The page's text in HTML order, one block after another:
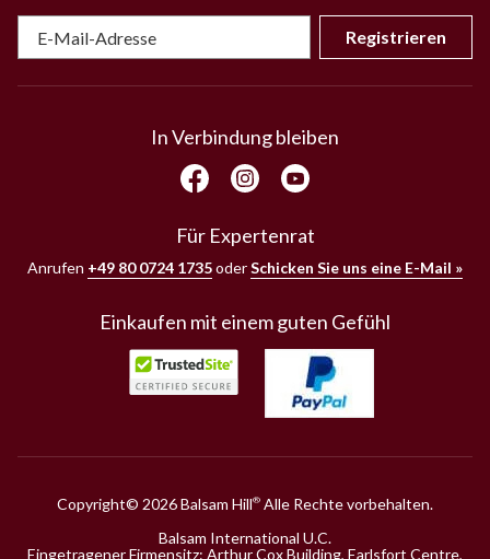
Registrieren
In Verbindung bleiben
Für Expertenrat
Anrufen +49 80 0724 1735oderSchicken Sie uns eine E-Mail »
Einkaufen mit einem guten Gefühl
Copyright© 2026 Balsam Hill® Alle Rechte vorbehalten.
Balsam International U.C.
Eingetragener Firmensitz: Arthur Cox Building, Earlsfort Centre,